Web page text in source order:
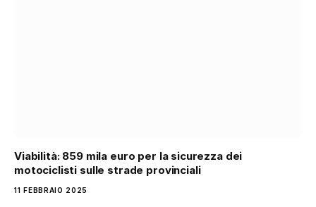
Viabilità: 859 mila euro per la sicurezza dei
motociclisti sulle strade provinciali
11 FEBBRAIO 2025